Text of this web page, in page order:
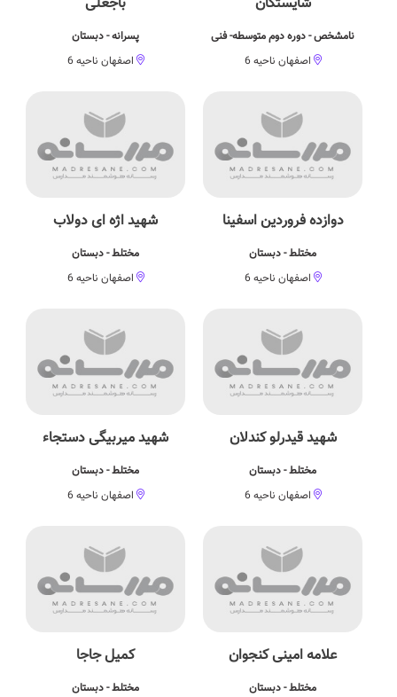
نامشخص - دوره دوم متوسطه- فنی
اصفهان ناحیه 6
پسرانه - دبستان
اصفهان ناحیه 6
دوازده فروردین اسفینا
مختلط - دبستان
اصفهان ناحیه 6
شهید اژه ای دولاب
مختلط - دبستان
اصفهان ناحیه 6
شهید قیدرلو كندلان
مختلط - دبستان
اصفهان ناحیه 6
شهید میربیگی دستجاء
مختلط - دبستان
اصفهان ناحیه 6
علامه امینی كنجوان
مختلط - دبستان
کمیل جاجا
مختلط - دبستان